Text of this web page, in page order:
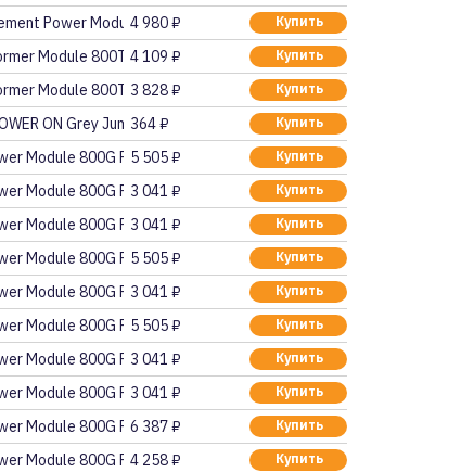
Power Module4 980 ₽ Купить
Module 800T P4 109 ₽ Купить
Module 800T P3 828 ₽ Купить
ON Grey Jumbo364 ₽ Купить
Module 800G PB5 505 ₽ Купить
Module 800G PB3 041 ₽ Купить
Module 800G PB3 041 ₽ Купить
Module 800G PB5 505 ₽ Купить
Module 800G PB3 041 ₽ Купить
Module 800G PB5 505 ₽ Купить
Module 800G PB3 041 ₽ Купить
Module 800G PB3 041 ₽ Купить
Module 800G PB6 387 ₽ Купить
Module 800G PB4 258 ₽ Купить